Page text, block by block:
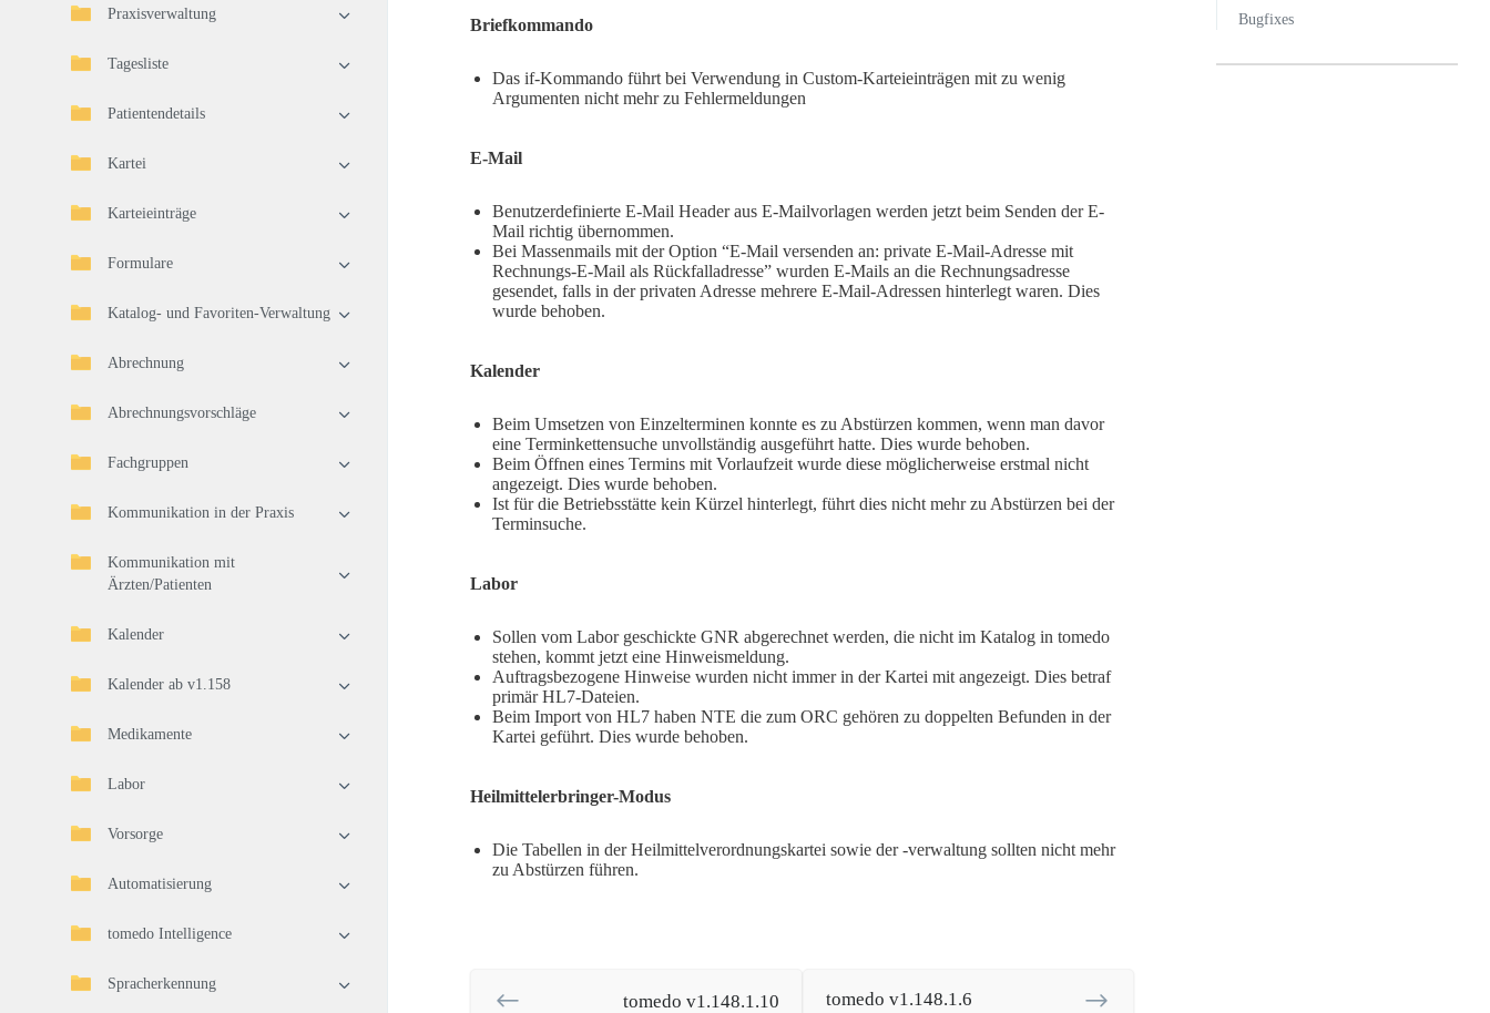
Praxisverwaltung
Tagesliste
Patientendetails
Kartei
Karteieinträge
Formulare
Katalog- und Favoriten-Verwaltung
Abrechnung
Abrechnungsvorschläge
Fachgruppen
Kommunikation in der Praxis
Kommunikation mit
Ärzten/Patienten
Kalender
Kalender ab v1.158
Medikamente
Labor
Vorsorge
Automatisierung
tomedo Intelligence
Spracherkennung
Briefkommando
Das if-Kommando führt bei Verwendung in Custom-Karteieinträgen mit zu wenig
Argumenten nicht mehr zu Fehlermeldungen
E-Mail
Benutzerdefinierte E-Mail Header aus E-Mailvorlagen werden jetzt beim Senden der E-
Mail richtig übernommen.
Bei Massenmails mit der Option “E-Mail versenden an: private E-Mail-Adresse mit
Rechnungs-E-Mail als Rückfalladresse” wurden E-Mails an die Rechnungsadresse
gesendet, falls in der privaten Adresse mehrere E-Mail-Adressen hinterlegt waren. Dies
wurde behoben.
Kalender
Beim Umsetzen von Einzelterminen konnte es zu Abstürzen kommen, wenn man davor
eine Terminkettensuche unvollständig ausgeführt hatte. Dies wurde behoben.
Beim Öffnen eines Termins mit Vorlaufzeit wurde diese möglicherweise erstmal nicht
angezeigt. Dies wurde behoben.
Ist für die Betriebsstätte kein Kürzel hinterlegt, führt dies nicht mehr zu Abstürzen bei der
Terminsuche.
Labor
Sollen vom Labor geschickte GNR abgerechnet werden, die nicht im Katalog in tomedo
stehen, kommt jetzt eine Hinweismeldung.
Auftragsbezogene Hinweise wurden nicht immer in der Kartei mit angezeigt. Dies betraf
primär HL7-Dateien.
Beim Import von HL7 haben NTE die zum ORC gehören zu doppelten Befunden in der
Kartei geführt. Dies wurde behoben.
Heilmittelerbringer-Modus
Die Tabellen in der Heilmittelverordnungskartei sowie der -verwaltung sollten nicht mehr
zu Abstürzen führen.
tomedo v1.148.1.10 tomedo v1.148.1.6
Bugfixes